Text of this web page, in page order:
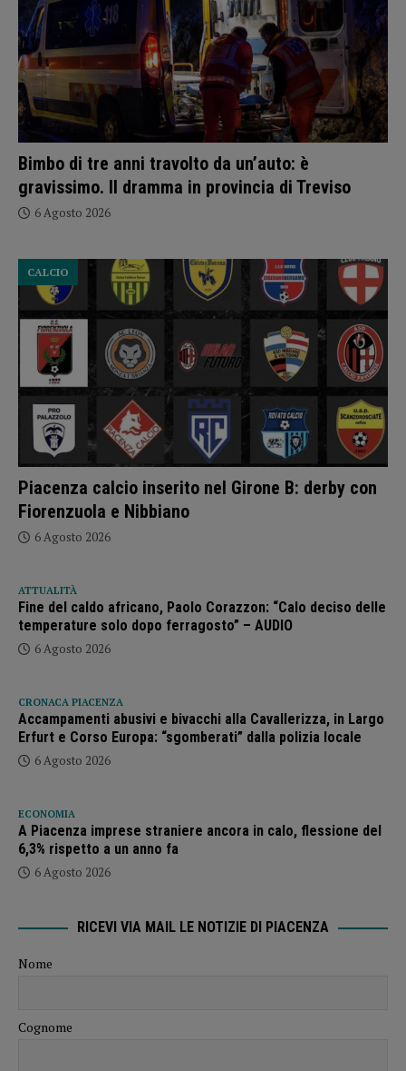
Bimbo di tre anni travolto da un’auto: è
gravissimo. Il dramma in provincia di Treviso
6 Agosto 2026
Piacenza calcio inserito nel Girone B: derby con
Fiorenzuola e Nibbiano
CALCIO
6 Agosto 2026
ATTUALITÀ
Fine del caldo africano, Paolo Corazzon: “Calo deciso delle
temperature solo dopo ferragosto” – AUDIO
6 Agosto 2026
CRONACA PIACENZA
Accampamenti abusivi e bivacchi alla Cavallerizza, in Largo
Erfurt e Corso Europa: “sgomberati” dalla polizia locale
6 Agosto 2026
ECONOMIA
A Piacenza imprese straniere ancora in calo, flessione del
6,3% rispetto a un anno fa
6 Agosto 2026
RICEVI VIA MAIL LE NOTIZIE DI PIACENZA
Nome
Cognome